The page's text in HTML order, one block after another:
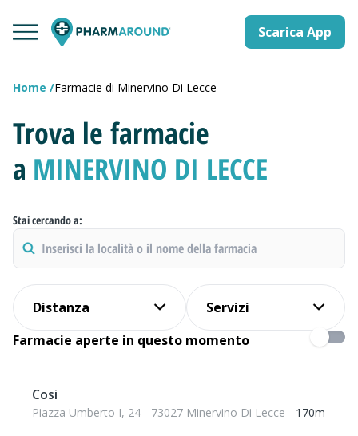
Scarica App
Home Farmacie di Minervino Di Lecce
Trova le farmacie
a MINERVINO DI LECCE
Stai cercando a:
Distanza
Servizi
Farmacie aperte in questo momento
Cosi
Piazza Umberto I, 24 - 73027 Minervino Di Lecce - 170m